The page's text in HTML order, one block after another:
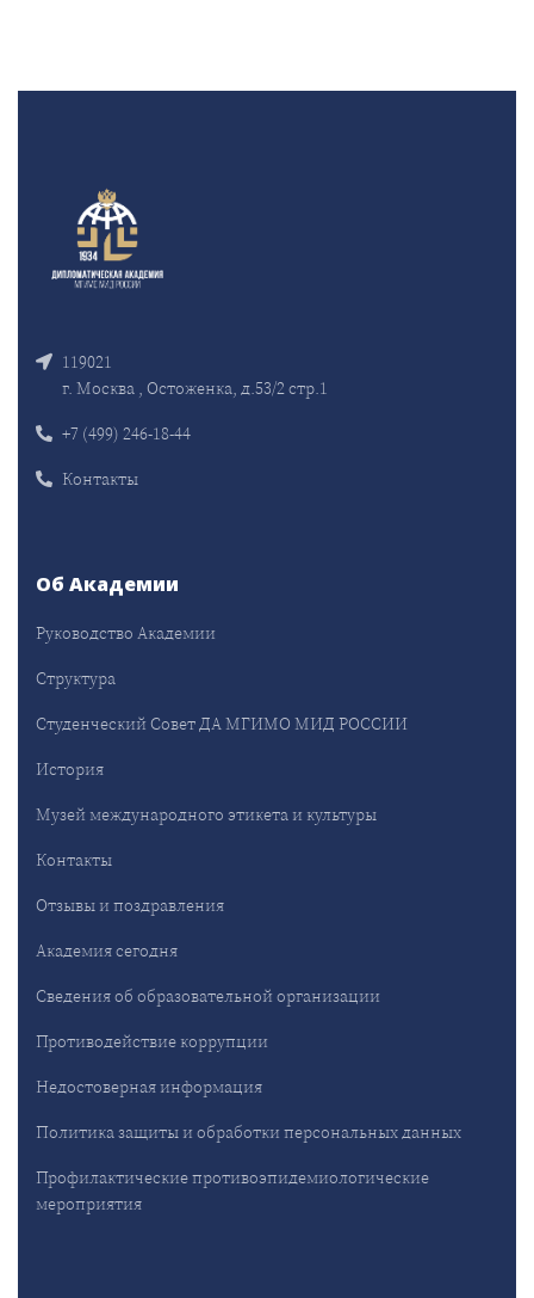
119021
г. Москва , Остоженка, д.53/2 стр.1
+7 (499) 246-18-44
Контакты
Об Академии
Руководство Академии
Структура
Студенческий Совет ДА МГИМО МИД РОССИИ
История
Музей международного этикета и культуры
Контакты
Отзывы и поздравления
Академия сегодня
Сведения об образовательной организации
Противодействие коррупции
Недостоверная информация
Политика защиты и обработки персональных данных
Профилактические противоэпидемиологические
мероприятия